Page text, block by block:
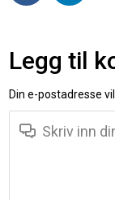
Legg til
Din e-postadresse